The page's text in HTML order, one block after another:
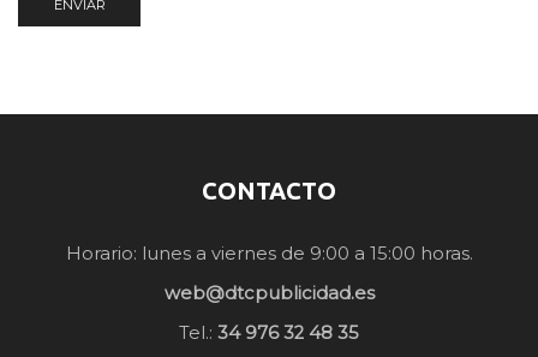
CONTACTO
Horario: lunes a viernes de 9:00 a 15:00 horas.
web@dtcpublicidad.es
Tel.: 34 976 32 48 35